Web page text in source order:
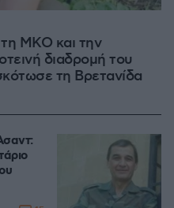
ΜΚΟ και την
διαδρομή του
τη Βρετανίδα